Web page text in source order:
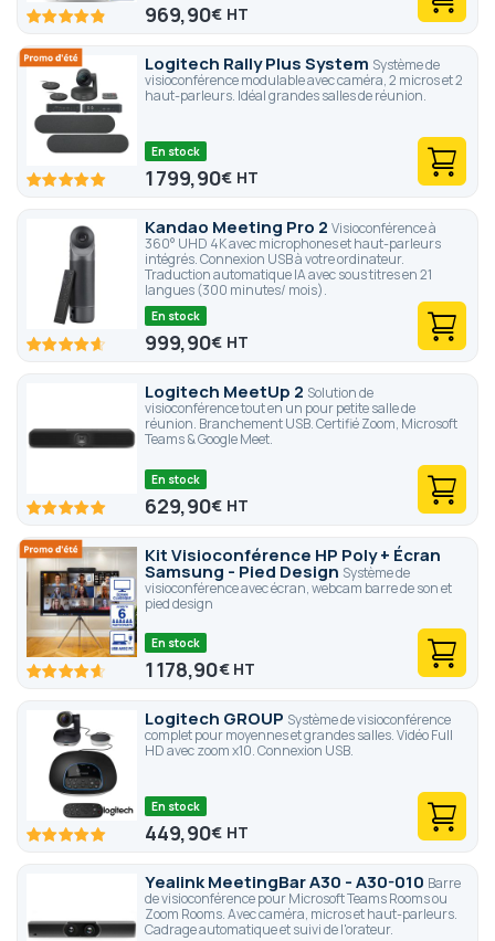
97.2 100 969,90€
Logitech Rally Plus System Système de
visioconférence modulable avec caméra, 2 micros et 2
haut-parleurs. Idéal grandes salles de réunion.
100 100
En stock
1 799,90€
Kandao Meeting Pro 2 Visioconférence à
360° UHD 4K avec microphones et haut-parleurs
intégrés. Connexion USB à votre ordinateur.
Traduction automatique IA avec sous titres en 21
langues (300 minutes/ mois).
92.6100
En stock
999,90€
Logitech MeetUp 2 Solution de
visioconférence tout en un pour petite salle de
réunion. Branchement USB. Certifié Zoom, Microsoft
Teams & Google Meet.
100 100
En stock
629,90€
Kit Visioconférence HP Poly + Écran
Samsung - Pied Design Système de
visioconférence avec écran, webcam barre de son et
pied design
92.6100
En stock
1 178,90€
Logitech GROUP Système de visioconférence
complet pour moyennes et grandes salles. Vidéo Full
HD avec zoom x10. Connexion USB.
100 100
En stock
449,90€
Yealink MeetingBar A30 - A30-010 Barre
de visioconférence pour Microsoft Teams Rooms ou
Zoom Rooms. Avec caméra, micros et haut-parleurs.
Cadrage automatique et suivi de l'orateur.